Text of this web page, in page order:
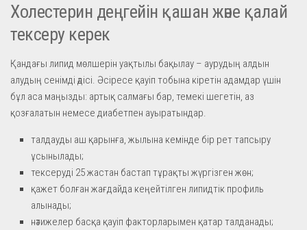
Холестерин деңгейін қашан және қалай
тексеру керек
Қандағы липид мөлшерін уақтылы бақылау – аурудың алдын
алудың сенімді әдісі. Әсіресе қауіп тобына кіретін адамдар үшін
бұл аса маңызды: артық салмағы бар, темекі шегетін, аз
қозғалатын немесе диабетпен ауыратындар.
талдауды аш қарынға, жылына кемінде бір рет тапсыру
ұсынылады;
тексеруді 25 жастан бастап тұрақты жүргізген жөн;
қажет болған жағдайда кеңейтілген липидтік профиль
алынады;
нәтижелер басқа қауіп факторларымен қатар талданады;